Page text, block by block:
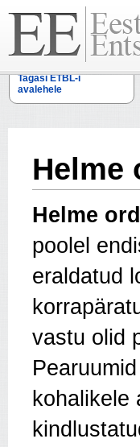
Tagasi ETBL-i
avalehele
Helme
Helme
poolel
eraldatud
vastu olid
kohalikele